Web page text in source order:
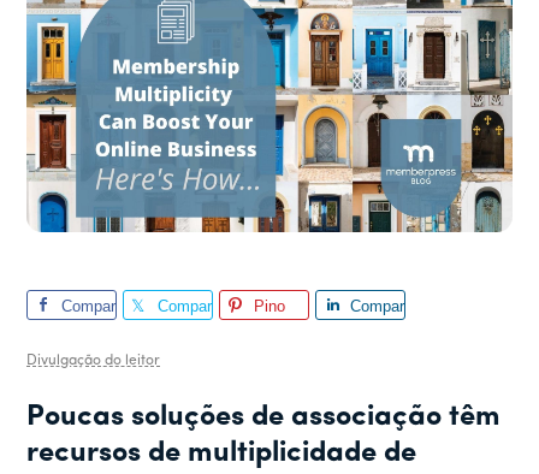
Compar
Compar
Pino
Compar
Divulgação do leitor
Poucas soluções de associação têm
recursos de multiplicidade de